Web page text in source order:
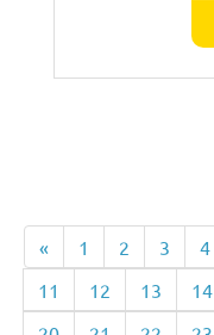
« 1 2 3 4
11
12 13 14